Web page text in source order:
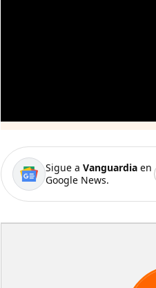
Sigue a Vanguardiaen
Google News.